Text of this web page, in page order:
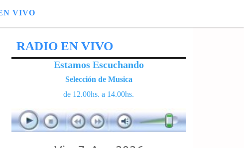
VIVO
RADIO EN VIVO
Estamos Escuchando
Selección de Musica
de 12.00hs. a 14.00hs.